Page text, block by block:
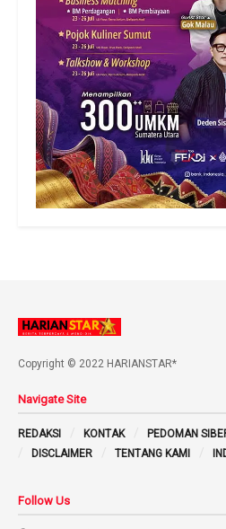
Copyright © 2022 HARIANSTAR*
Navigate Site
REDAKSI KONTAK PEDOMAN
DISCLAIMER
TENTANG KAMI
Follow Us